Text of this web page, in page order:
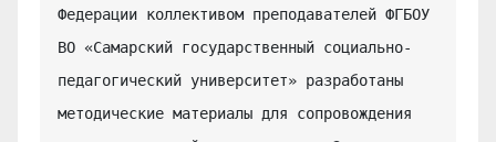
Федерации коллективом преподавателей ФГБОУ
ВО «Самарский государственный социально-
педагогический университет» разработаны
методические материалы для сопровождения